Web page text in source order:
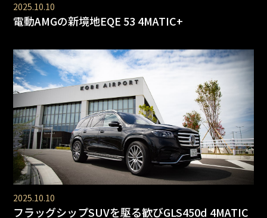
2025.10.10
電動AMGの新境地EQE 53 4MATIC+
2025.10.10
フラッグシップSUVを駆る歓びGLS450d 4MATIC